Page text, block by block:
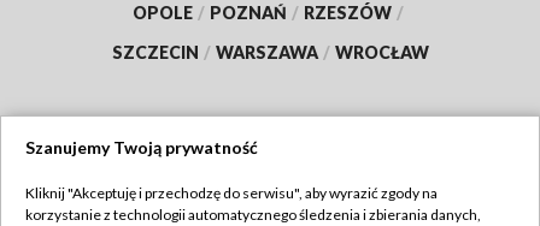
OPOLE / POZNAŃ / RZESZÓW /
SZCZECIN / WARSZAWA / WROCŁAW
TVP
Szanujemy Twoją prywatność
Kliknij "Akceptuję i przechodzę do serwisu", aby wyrazić zgody na
korzystanie z technologii automatycznego śledzenia i zbierania danych,